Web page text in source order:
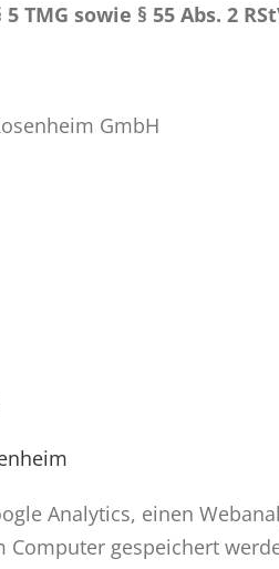
TMG sowie § 55 Abs. 2
GmbH
Analytics, einen
Computer gespeichert